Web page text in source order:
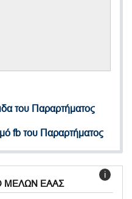
του Παραρτήματος
fb του Παραρτήματος
i
ΜΕΛΩΝ ΕΑΑΣ